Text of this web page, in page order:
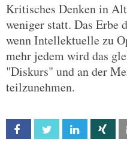
Kritisches Denken in
weniger statt. Das Erbe
wenn Intellektuelle zu
mehr jedem wird das
"Diskurs" und an der
teilzunehmen.
Facebook Twitter Linkedin